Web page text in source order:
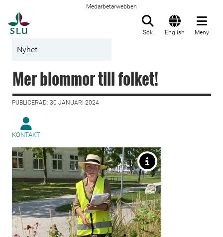
Medarbetarwebben
Sök English Meny
Nyhet
Mer blommor till folket!
PUBLICERAD: 30 JANUARI 2024
KONTAKT